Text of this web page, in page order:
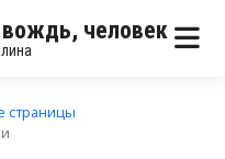
человек
страницы